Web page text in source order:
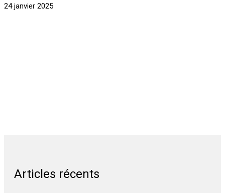
24 janvier 2025
Articles récents